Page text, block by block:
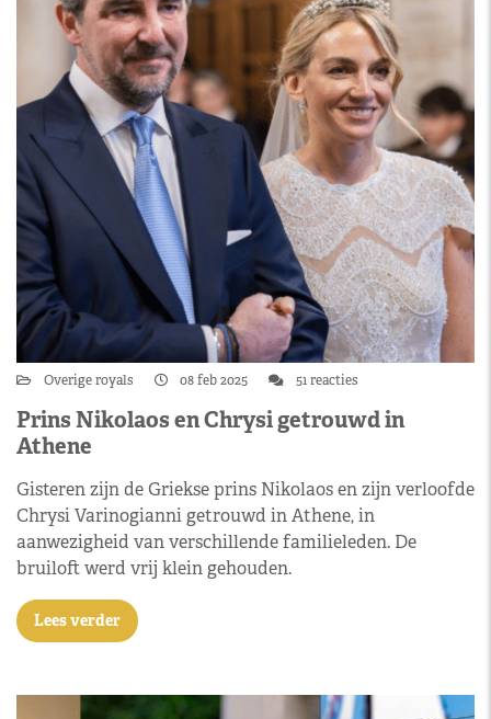
Overige royals 08 feb 2025 51 reacties
Prins Nikolaos en Chrysi getrouwd in
Athene
Gisteren zijn de Griekse prins Nikolaos en zijn verloofde
Chrysi Varinogianni getrouwd in Athene, in
aanwezigheid van verschillende familieleden. De
bruiloft werd vrij klein gehouden.
Lees verder